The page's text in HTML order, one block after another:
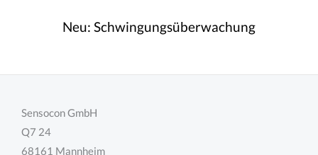
Neu: Schwingungsüberwachung
Sensocon GmbH
Q7 24
68161 Mannheim